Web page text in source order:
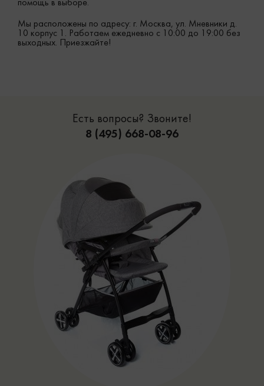
помощь в выборе.
Мы расположены по адресу: г. Москва, ул. Мневники д.
10 корпус 1. Работаем ежедневно с 10:00 до 19:00 без
выходных. Приезжайте!
Есть вопросы? Звоните!
8 (495) 668-08-96